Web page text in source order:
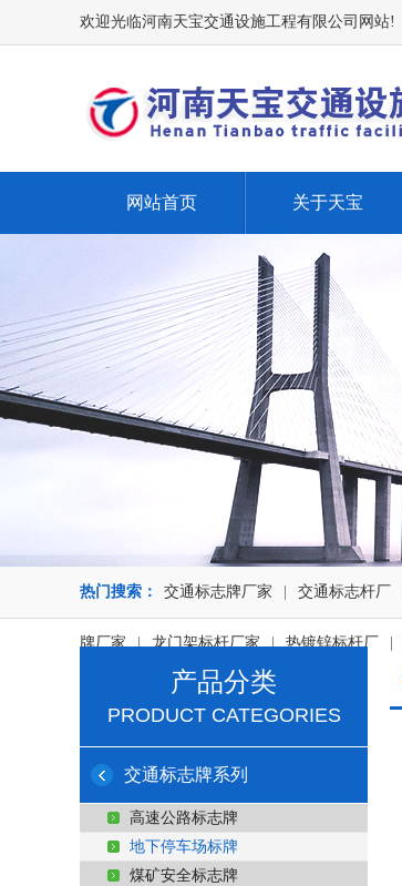
欢迎光临河南天宝交通设施工程有限公司网站!
网站首页 关于天宝
热门搜索： 交通标志牌厂家 交通标志杆厂
牌厂家 | 龙门架标杆厂家 | 热镀锌标杆厂
产品分类
PRODUCT CATEGORIES
交通标志牌系列
高速公路标志牌
地下停车场标牌
煤矿安全标志牌